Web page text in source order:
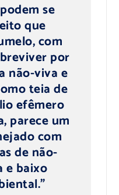
se
que
com
por
não-viva e
teia de
efêmero
parece um
com
de não-
e baixo